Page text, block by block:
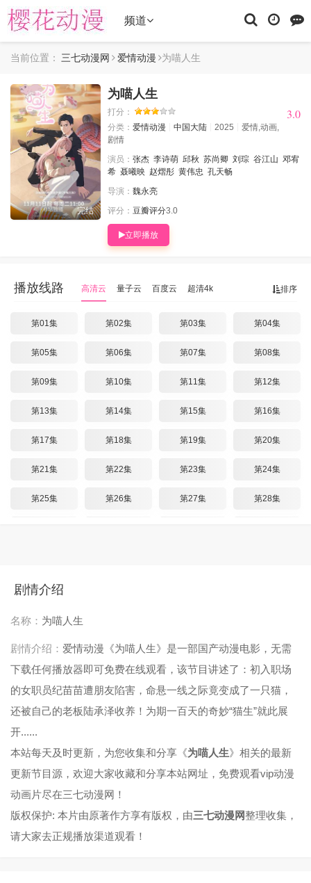
频道
当前位置： 三七动漫网 爱情动漫 为喵人生
完结
为喵人生
打分： 3.0
分类： 爱情动漫 中国大陆 2025
爱情,动画,
剧情
演员： 张杰 李诗萌 邱秋 苏尚卿 刘琮 谷江山 邓宥
希 聂曦映 赵熠彤 黄伟忠 孔天畅
导演： 魏永亮
评分： 豆瓣评分3.0
立即播放
排序
播放线路 高清云 量子云 百度云 超清4k
第01集 第02集 第03集 第04集
第05集 第06集 第07集 第08集
第09集 第10集 第11集 第12集
第13集 第14集 第15集 第16集
第17集 第18集 第19集 第20集
第21集 第22集 第23集 第24集
第25集 第26集 第27集 第28集
剧情介绍
名称： 为喵人生
剧情介绍： 爱情动漫《为喵人生》是一部国产动漫电影，无需
下载任何播放器即可免费在线观看，该节目讲述了：初入职场
的女职员纪苗苗遭朋友陷害，命悬一线之际竟变成了一只猫，
还被自己的老板陆承泽收养！为期一百天的奇妙“猫生”就此展
开......
本站每天及时更新，为您收集和分享《为喵人生》相关的最新
更新节目源，欢迎大家收藏和分享本站网址，免费观看vip动漫
动画片尽在三七动漫网！
版权保护: 本片由原著作方享有版权，由三七动漫网整理收集，
请大家去正规播放渠道观看！